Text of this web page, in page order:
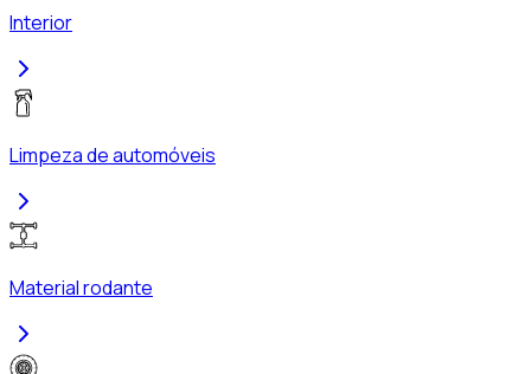
Interior
Limpeza de automóveis
Material rodante